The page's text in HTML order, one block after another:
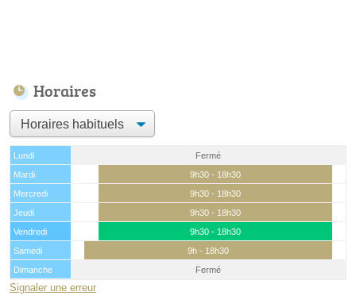
Horaires
Lundi
Fermé
Mardi
9h30 - 18h30
Mercredi
9h30 - 18h30
Jeudi
9h30 - 18h30
Vendredi
9h30 - 18h30
Samedi
9h - 18h30
Dimanche
Fermé
Signaler une erreur